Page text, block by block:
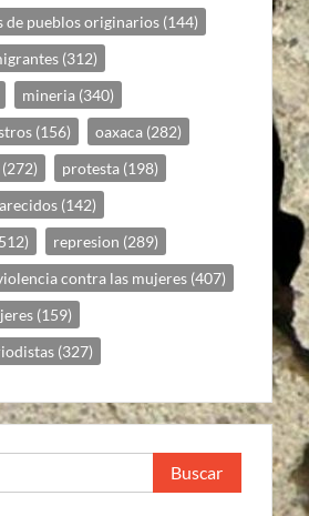
de pueblos originarios (144)
(312)
mineria (340)
(156) oaxaca (282)
(272) protesta (198)
(142)
represion (289)
contra las mujeres (407)
(159)
(327)
Buscar: